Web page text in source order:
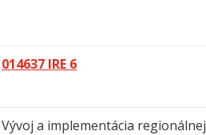
014637 IRE 6
Vývoj a implementácia